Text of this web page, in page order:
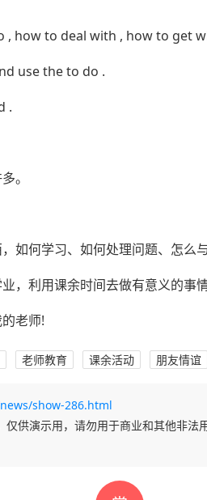
, how to deal with , how to get
use the to do .
.
。
如何学习、如何处理问题、怎么
，利用课余时间去做有意义的事情
老师!
老师教育 课余活动 朋友情谊
show-286.html
仅供演示用，请勿用于商业和其他非法